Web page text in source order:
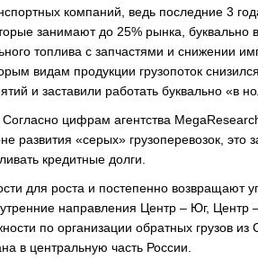
компаний, ведь последние 3
занимают до 25% рынка, буквально
топлива с запчастями и снижении
видам продукции грузопоток
и заставили работать буквально «в
цифрам агентства
«серых» грузоперевозок, это
кредитные долги.
для роста и постепенно возвращают
направления Центр – Юг, Центр
по организации обратных грузов из
в центральную часть России.